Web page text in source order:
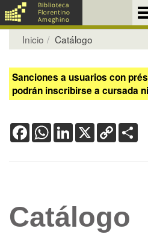
Inicio Catálogo
Sanciones a usuarios con
podrán inscribirse a cursada
FacebookWhatsApp
LinkedIn
X Copy
Link
Catálogo